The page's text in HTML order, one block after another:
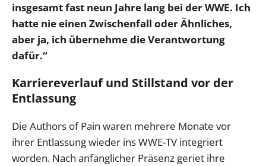
insgesamt fast neun Jahre lang bei der WWE. Ich
hatte nie einen Zwischenfall oder Ähnliches,
aber ja, ich übernehme die Verantwortung
dafür.“
Karriereverlauf und Stillstand vor der
Entlassung
Die Authors of Pain waren mehrere Monate vor
ihrer Entlassung wieder ins WWE-TV integriert
worden. Nach anfänglicher Präsenz geriet ihre